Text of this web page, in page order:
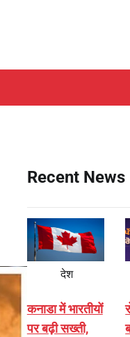
Recent News
देश
कनाडा में भारतीयों
पर बढ़ी सख्ती,